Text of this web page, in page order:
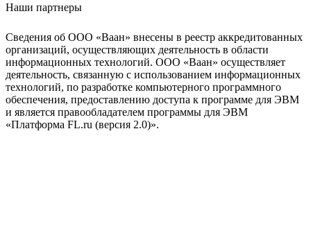
Наши партнеры
Сведения об ООО «Ваан» внесены в реестр аккредитованных
организаций, осуществляющих деятельность в области
информационных технологий. ООО «Ваан» осуществляет
деятельность, связанную с использованием информационных
технологий, по разработке компьютерного программного
обеспечения, предоставлению доступа к программе для ЭВМ
и является правообладателем программы для ЭВМ
«Платформа FL.ru (версия 2.0)».